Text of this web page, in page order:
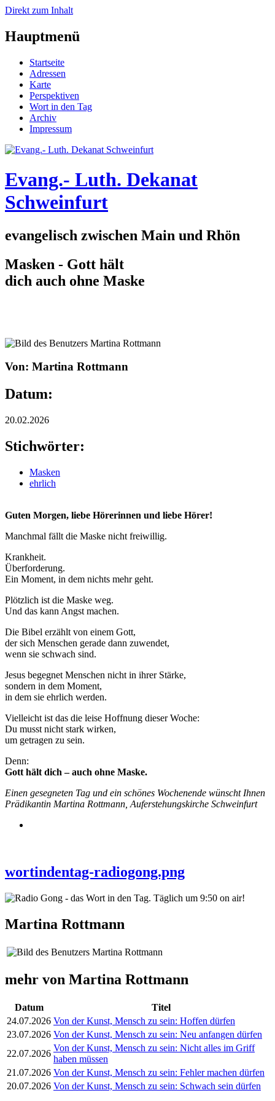
Direkt zum Inhalt
Hauptmenü
Startseite
Adressen
Karte
Perspektiven
Wort in den Tag
Archiv
Impressum
Evang.- Luth. Dekanat
Schweinfurt
evangelisch zwischen Main und Rhön
Masken - Gott hält
dich auch ohne Maske
Von: Martina Rottmann
Datum:
20.02.2026
Stichwörter:
Masken
ehrlich
Guten Morgen, liebe Hörerinnen und liebe Hörer!
Manchmal fällt die Maske nicht freiwillig.
Krankheit.
Überforderung.
Ein Moment, in dem nichts mehr geht.
Plötzlich ist die Maske weg.
Und das kann Angst machen.
Die Bibel erzählt von einem Gott,
der sich Menschen gerade dann zuwendet,
wenn sie schwach sind.
Jesus begegnet Menschen nicht in ihrer Stärke,
sondern in dem Moment,
in dem sie ehrlich werden.
Vielleicht ist das die leise Hoffnung dieser Woche:
Du musst nicht stark wirken,
um getragen zu sein.
Denn:
Gott hält dich – auch ohne Maske.
Einen gesegneten Tag und ein schönes Wochenende wünscht Ihnen
Prädikantin Martina Rottmann, Auferstehungskirche Schweinfurt
wortindentag-radiogong.png
Martina Rottmann
mehr von Martina Rottmann
Datum
Titel
24.07.2026 Von der Kunst, Mensch zu sein: Hoffen dürfen
23.07.2026 Von der Kunst, Mensch zu sein: Neu anfangen dürfen
22.07.2026
Von der Kunst, Mensch zu sein: Nicht alles im Griff
haben müssen
21.07.2026 Von der Kunst, Mensch zu sein: Fehler machen dürfen
20.07.2026 Von der Kunst, Mensch zu sein: Schwach sein dürfen